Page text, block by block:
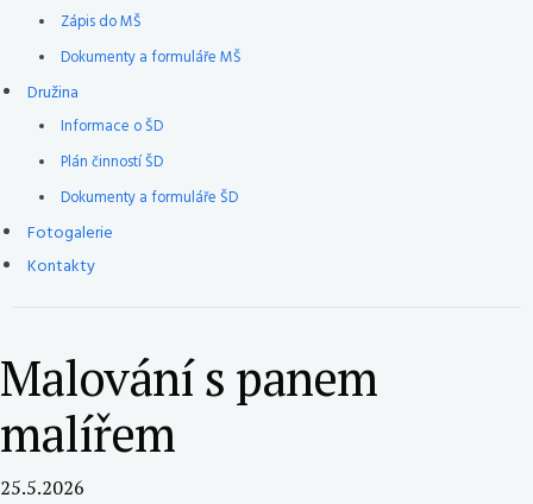
Zápis do MŠ
Dokumenty a formuláře MŠ
Družina
Informace o ŠD
Plán činností ŠD
Dokumenty a formuláře ŠD
Fotogalerie
Kontakty
Malování s panem
malířem
25.5.2026